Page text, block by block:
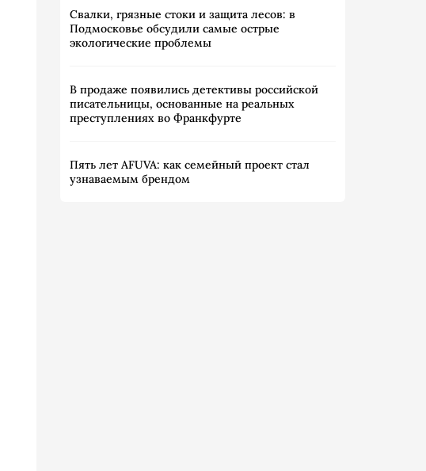
Свалки, грязные стоки и защита лесов: в
Подмосковье обсудили самые острые
экологические проблемы
В продаже появились детективы российской
писательницы, основанные на реальных
преступлениях во Франкфурте
Пять лет AFUVA: как семейный проект стал
узнаваемым брендом